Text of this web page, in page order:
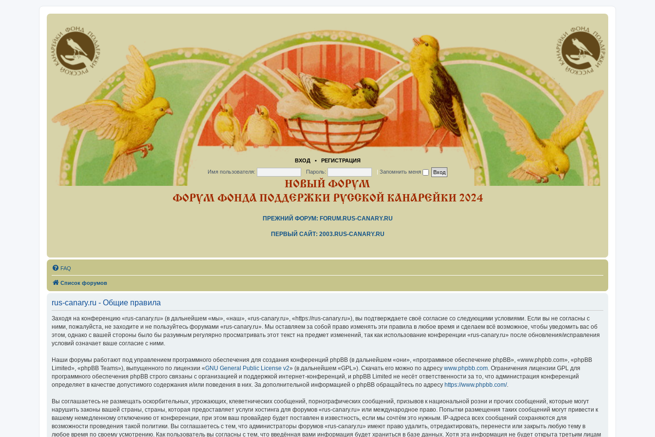
ВХОД• РЕГИСТРАЦИЯ
Имя пользователя:
Пароль: | Запомнить меня
НОВЫЙ ФОРУМ
ФОРУМ ФОНДА ПОДДЕРЖКИ РУССКОЙ КАНАРЕЙКИ 2024
ПРЕЖНИЙ ФОРУМ: FORUM.RUS-CANARY.RU
ПЕРВЫЙ САЙТ: 2003.RUS-CANARY.RU
FAQ
Список форумов
rus-canary.ru - Общие правила
Заходя на конференцию «rus-canary.ru» (в дальнейшем «мы», «наш», «rus-canary.ru», «https://rus-canary.ru»), вы подтверждаете своё согласие со следующими условиями. Если вы не согласны с
ними, пожалуйста, не заходите и не пользуйтесь форумами «rus-canary.ru». Мы оставляем за собой право изменять эти правила в любое время и сделаем всё возможное, чтобы уведомить вас об
этом, однако с вашей стороны было бы разумным регулярно просматривать этот текст на предмет изменений, так как использование конференции «rus-canary.ru» после обновления/исправления
условий означает ваше согласие с ними.
Наши форумы работают под управлением программного обеспечения для создания конференций phpBB (в дальнейшем «они», «программное обеспечение phpBB», «www.phpbb.com», «phpBB
Limited», «phpBB Teams»), выпущенного по лицензии «GNU General Public License v2» (в дальнейшем «GPL»). Скачать его можно по адресу www.phpbb.com . Ограничения лицензии GPL для
программного обеспечения phpBB строго связаны с организацией и поддержкой интернет-конференций, и phpBB Limited не несёт ответственности за то, что администрация конференций
определяет в качестве допустимого содержания и/или поведения в них. За дополнительной информацией о phpBB обращайтесь по адресу https://www.phpbb.com/.
Вы соглашаетесь не размещать оскорбительных, угрожающих, клеветнических сообщений, порнографических сообщений, призывов к национальной розни и прочих сообщений, которые могут
нарушить законы вашей страны, страны, которая предоставляет услуги хостинга для форумов «rus-canary.ru» или международное право. Попытки размещения таких сообщений могут привести к
вашему немедленному отключению от конференции, при этом ваш провайдер будет поставлен в известность, если мы сочтём это нужным. IP-адреса всех сообщений сохраняются для
возможности проведения такой политики. Вы соглашаетесь с тем, что администраторы форумов «rus-canary.ru» имеют право удалить, отредактировать, перенести или закрыть любую тему в
любое время по своему усмотрению. Как пользователь вы согласны с тем, что введённая вами информация будет храниться в базе данных. Хотя эта информация не будет открыта третьим лицам